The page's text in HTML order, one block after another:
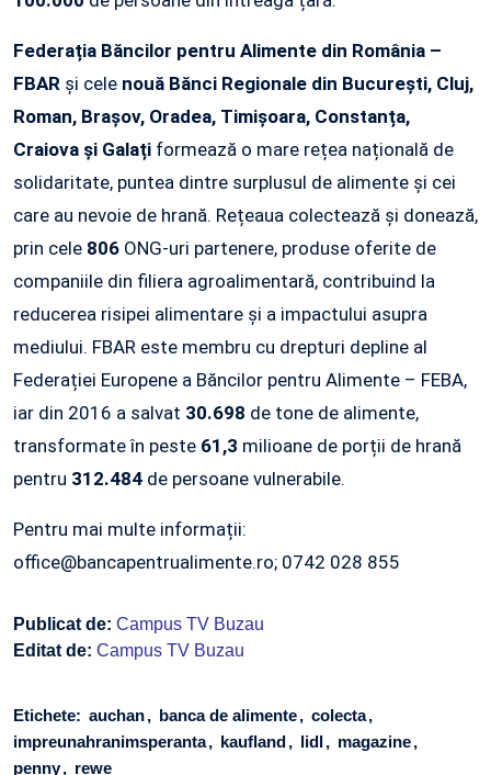
Federația Băncilor pentru Alimente din România –
FBAR și cele nouă Bănci Regionale din București, Cluj,
Roman, Brașov, Oradea, Timișoara, Constanța,
Craiova și Galați formează o mare rețea națională de
solidaritate, puntea dintre surplusul de alimente și cei
care au nevoie de hrană. Rețeaua colectează și donează,
prin cele 806 ONG-uri partenere, produse oferite de
companiile din filiera agroalimentară, contribuind la
reducerea risipei alimentare și a impactului asupra
mediului. FBAR este membru cu drepturi depline al
Federației Europene a Băncilor pentru Alimente – FEBA,
iar din 2016 a salvat 30.698 de tone de alimente,
transformate în peste 61,3 milioane de porții de hrană
pentru 312.484 de persoane vulnerabile.
Pentru mai multe informații:
office@bancapentrualimente.ro; 0742 028 855
Publicat de: Campus TV Buzau
Editat de: Campus TV Buzau
Etichete: auchan banca de alimente colecta
impreunahranimsperanta kaufland lidl magazine
penny rewe